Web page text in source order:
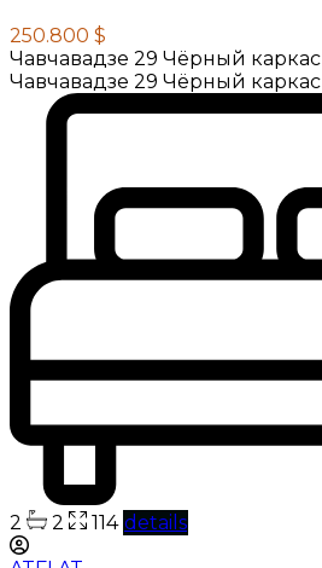
250.800 $
Чавчавадзе 29 Чёрный каркас
Чавчавадзе 29 Чёрный каркас
2 2 114 details